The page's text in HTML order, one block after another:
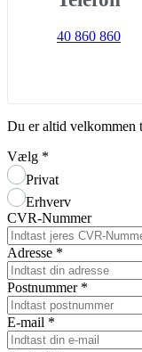
40 860 860
Du er altid velkommen
Vælg *
Privat
Erhverv
CVR-Nummer
Adresse *
Postnummer *
E-mail *